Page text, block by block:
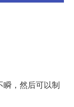
，然后可以制